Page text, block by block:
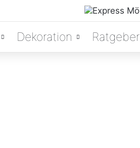
Dekoration Ratgeber